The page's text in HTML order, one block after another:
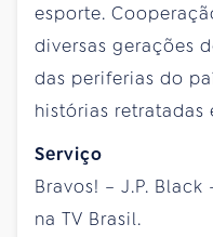
esporte.
diversas gerações
das periferias do
histórias retratadas
Serviço
Bravos! – J.P. Black
na TV Brasil.